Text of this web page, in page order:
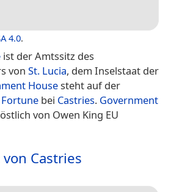
4.0.
ist der Amtssitz des
von St. Lucia, dem Inselstaat der
Housesteht auf der
bei Castries. Government
von Owen King EU
Castries